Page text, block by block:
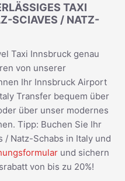
TAXI
SCIAVES / NATZ-
Taxi Innsbruck genau
von unserer
Ihr Innsbruck Airport
Transfer bequem über
über unser modernes
Tipp: Buchen Sie Ihr
/ Natz-Schabs in Italy und
und sichern
von bis zu 20%!